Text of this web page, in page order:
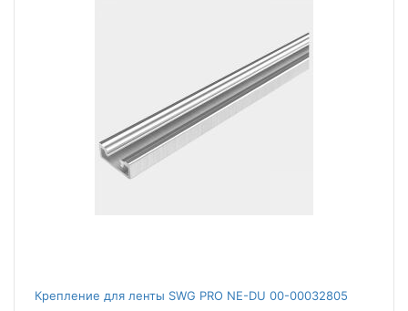
Крепление для ленты SWG PRO NE-DU 00-00032805